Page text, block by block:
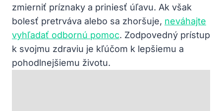
zmierniť príznaky a priniesť úľavu. Ak však
bolesť pretrváva alebo sa zhoršuje, neváhajte
vyhľadať odbornú pomoc. Zodpovedný prístup
k svojmu zdraviu je kľúčom k lepšiemu a
pohodlnejšiemu životu.